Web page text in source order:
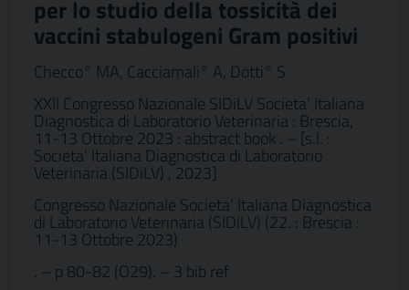
per lo studio della tossicità dei
vaccini stabulogeni Gram positivi
Checco° MA, Cacciamali° A, Dotti° S
XXII Congresso Nazionale SIDiLV Societa’ Italiana
Diagnostica di Laboratorio Veterinaria : Brescia,
11-13 Ottobre 2023 : abstract book . – [s.l. :
Societa’ Italiana Diagnostica di Laboratorio
Veterinaria (SIDiLV) , 2023]
Congresso Nazionale Societa’ Italiana Diagnostica
di Laboratorio Veterinaria (SIDiLV) (22. : Brescia :
11-13 Ottobre 2023)
. – p 80-82 (O29). – 3 bib ref